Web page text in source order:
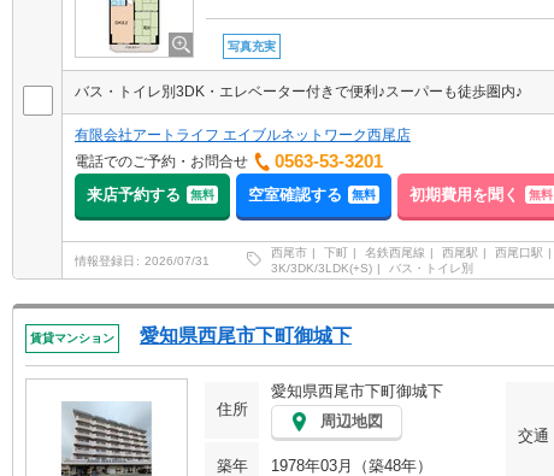
写真充実
バス・トイレ別3DK・エレベーター付きで便利♪スーパーも徒歩圏内♪
有限会社アートライフ エイブルネットワーク西尾店
電話でのご予約・お問合せ
0563-53-3201
来店予約する 無料 空室確認する 無料 初期費用を聞く 無料
情報登録日 2026/07/31
西尾市 下町 名鉄西尾線 西尾駅 西尾口駅
3K/3DK/3LDK(+S)
バス・トイレ別
賃貸マンション 愛知県西尾市下町御城下
住所
愛知県西尾市下町御城下
周辺地図
交通
築年 1978年03月（築48年）